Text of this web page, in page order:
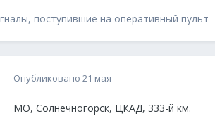
поступившие на оперативный пульт
Опубликовано 21 мая
МО, Солнечногорск, ЦКАД, 333-й км.